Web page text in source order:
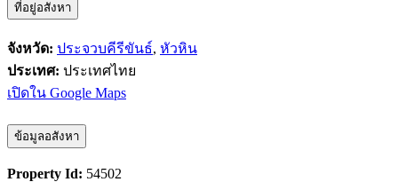
ที่อยู่อสังหา
จังหวัด: ประจวบคีรีขันธ์, หัวหิน
ประเทศ: ประเทศไทย
เปิดใน Google Maps
ข้อมูลอสังหา
Property Id: 54502